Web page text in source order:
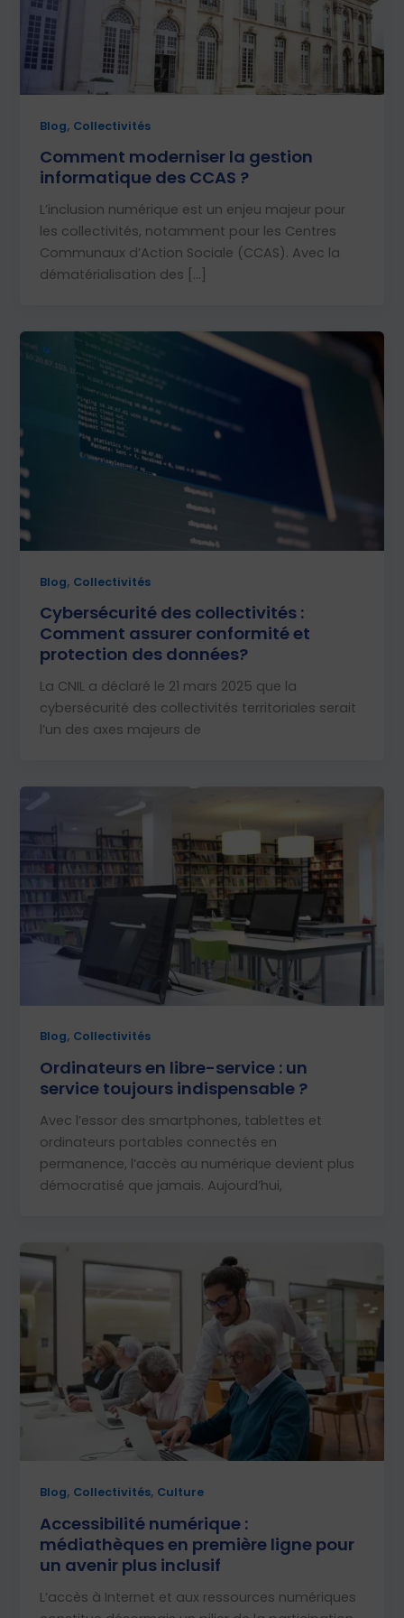
Blog, Collectivités
Comment moderniser la gestion
informatique des CCAS ?
L’inclusion numérique est un enjeu majeur pour
les collectivités, notamment pour les Centres
Communaux d’Action Sociale (CCAS). Avec la
dématérialisation des […]
Blog, Collectivités
Cybersécurité des collectivités :
Comment assurer conformité et
protection des données?
La CNIL a déclaré le 21 mars 2025 que la
cybersécurité des collectivités territoriales serait
l’un des axes majeurs de
Blog, Collectivités
Ordinateurs en libre-service : un
service toujours indispensable ?
Avec l’essor des smartphones, tablettes et
ordinateurs portables connectés en
permanence, l’accès au numérique devient plus
démocratisé que jamais. Aujourd’hui,
Blog, Collectivités, Culture
Accessibilité numérique :
médiathèques en première ligne pour
un avenir plus inclusif
L’accès à Internet et aux ressources numériques